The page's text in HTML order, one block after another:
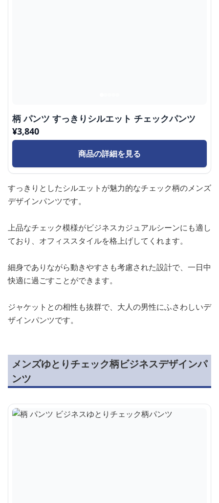
柄 パンツ すっきりシルエット チェックパンツ
¥3,840
商品の詳細を見る
すっきりとしたシルエットが魅力的なチェック柄のメンズ
デザインパンツです。
上品なチェック模様がビジネスカジュアルシーンにも適し
ており、オフィススタイルを格上げしてくれます。
細身でありながら動きやすさも考慮された設計で、一日中
快適に過ごすことができます。
ジャケットとの相性も抜群で、大人の男性にふさわしいデ
ザインパンツです。
メンズゆとりチェック柄ビジネスデザインパ
ンツ